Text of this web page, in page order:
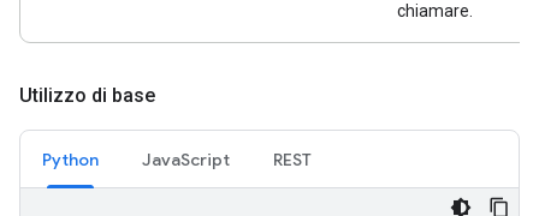
chiamare.
Utilizzo di base
Python JavaScript REST